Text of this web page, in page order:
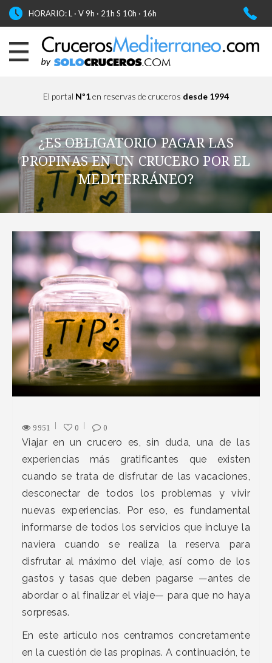
HORARIO: L · V 9h · 21h S 10h · 16h
El portal Nº1en reservas de cruceros desde 1994
¿ES OBLIGATORIO PAGAR LAS
PROPINAS EN UN CRUCERO POR EL
MEDITERRÁNEO?
9951 0 0
Viajar en un crucero es, sin duda, una de las
experiencias más gratificantes que existen
cuando se trata de disfrutar de las vacaciones,
desconectar de todos los problemas y vivir
nuevas experiencias. Por eso, es fundamental
informarse de todos los servicios que incluye la
naviera cuando se realiza la reserva para
disfrutar al máximo del viaje, así como de los
gastos y tasas que deben pagarse —antes de
abordar o al finalizar el viaje— para que no haya
sorpresas.
En este artículo nos centramos concretamente
en la cuestión de las propinas. A continuación, te